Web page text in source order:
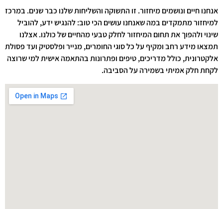
אנחנו חיים ונושמים מיחזור. זו התשוקה והשליחות שלנו כבר שנים. במרכז
למיחזור מתמקדים במה שאנחנו עושים הכי טוב: להנגיש ידע, להוביל
שינוי ולהפוך את תחום המיחזור לחלק טבעי מהחיים של כולנו. אצלנו
תמצאו מידע רחב ומקיף על כל סוגי החומרים, מנייר ופלסטיק ועד פסולת
אלקטרונית, כולל מדריכים, טיפים ופתרונות בהתאמה אישית למי שרוצה
לקחת חלק אמיתי בשמירה על הסביבה.